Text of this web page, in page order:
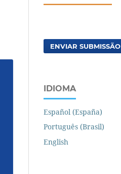
ENVIAR SUBMISSÃO
IDIOMA
Español (España)
Português (Brasil)
English